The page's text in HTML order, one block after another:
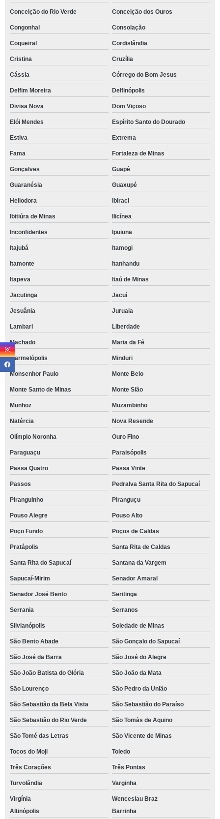
Conceição do Rio Verde Conceição dos Ouros
Congonhal Consolação
Coqueiral Cordislândia
Cristina Cruzília
Cássia Córrego do Bom Jesus
Delfim Moreira Delfinópolis
Divisa Nova Dom Viçoso
Elói Mendes Espírito Santo do Dourado
Estiva Extrema
Fama Fortaleza de Minas
Gonçalves Guapé
Guaranésia Guaxupé
Heliodora Ibiraci
Ibitiúra de Minas Ilicínea
Inconfidentes Ipuiuna
Itajubá Itamogi
Itamonte Itanhandu
Itapeva Itaú de Minas
Jacutinga Jacuí
Jesuânia Juruaia
Lambari Liberdade
Machado Maria da Fé
Marmelópolis Minduri
Monsenhor Paulo Monte Belo
Monte Santo de Minas Monte Sião
Munhoz Muzambinho
Natércia Nova Resende
Olímpio Noronha Ouro Fino
Paraguaçu Paraisópolis
Passa Quatro Passa Vinte
Passos Pedralva Santa Rita do Sapucaí
Piranguinho Piranguçu
Pouso Alegre Pouso Alto
Poço Fundo Poços de Caldas
Pratápolis Santa Rita de Caldas
Santa Rita do Sapucaí Santana da Vargem
Sapucaí-Mirim Senador Amaral
Senador José Bento Seritinga
Serrania Serranos
Silvianópolis Soledade de Minas
São Bento Abade São Gonçalo do Sapucaí
São José da Barra São José do Alegre
São João Batista do Glória São João da Mata
São Lourenço São Pedro da União
São Sebastião da Bela Vista São Sebastião do Paraíso
São Sebastião do Rio Verde São Tomás de Aquino
São Tomé das Letras São Vicente de Minas
Tocos do Moji Toledo
Três Corações Três Pontas
Turvolândia Varginha
Virgínia
Wenceslau Braz
Altinópolis
Barrinha